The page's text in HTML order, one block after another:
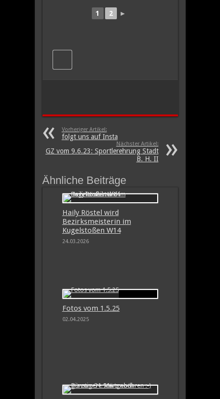
1 2 ►
Vorheriger Artikel:
folgt uns auf Insta
Nächster Artikel:
GZ vom 9.6.23: Sportlerehrung Stadt
B. H. II
Ähnliche Beiträge
Haily Röstel wird
Bezirksmeisterin im
Kugelstoßen W14
24.03.2026
Fotos vom 1.5.25
02.04.2025